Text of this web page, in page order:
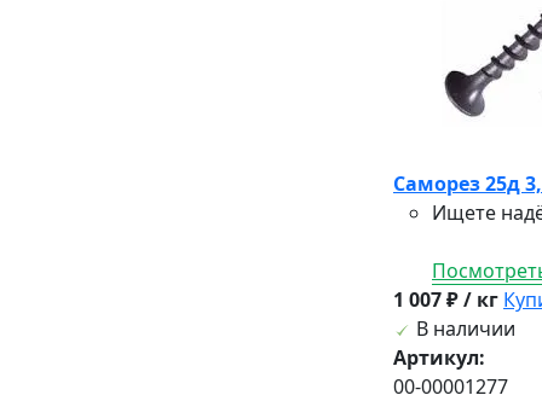
Саморез 25д
Ищете
1 007 ₽ / кг
В наличии
Артикул:
00-00001277